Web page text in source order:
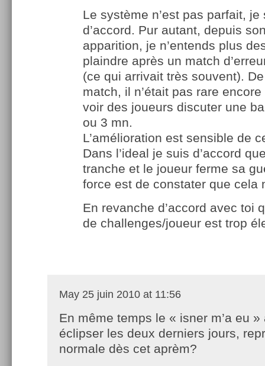
Le système n’est pas parfait, je
d’accord. Pur autant, depuis
apparition, je n’entends plus
plaindre après un match
(ce qui arrivait très souvent).
match, il n’était pas rare
voir des joueurs discuter une
ou 3 mn.
L’amélioration est sensible de
Dans l’ideal je suis d’accord
tranche et le joueur ferme sa
force est de constater que cela
En revanche d’accord avec toi
de challenges/joueur est trop
May 25 juin 2010 at 11:56
En même temps le « isner m’a eu »
éclipser les deux derniers jours,
normale dès cet aprèm?